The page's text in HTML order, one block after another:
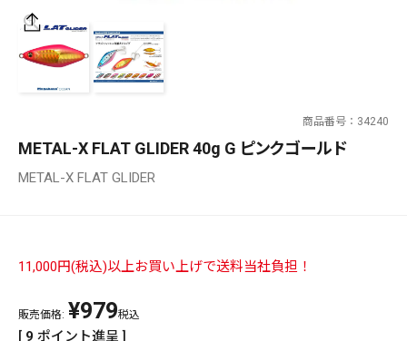
価格 ¥
在庫あり
PREMIUM［ オンライン限定 ］
商品番号 34240
METAL-X FLAT GLIDER 40g G ピンクゴールド
METAL-X FLAT GLIDER
11,000円(税込)以上お買い上げで送料当社負担！
販売価格: ¥979税込
[ 9 ポイント進呈 ]